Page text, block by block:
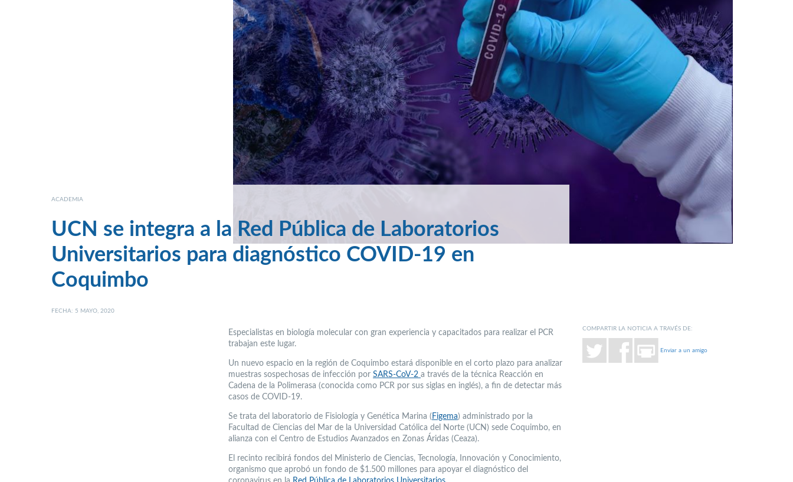
ACADEMIA
UCN se integra a la Red Pública de Laboratorios
Universitarios para diagnóstico COVID-19 en
Coquimbo
FECHA: 5 MAYO, 2020
Especialistas en biología molecular con gran experiencia y capacitados para realizar el PCR
trabajan este lugar.
Un nuevo espacio en la región de Coquimbo estará disponible en el corto plazo para analizar
muestras sospechosas de infección por SARS-CoV-2 a través de la técnica Reacción en
Cadena de la Polimerasa (conocida como PCR por sus siglas en inglés), a fin de detectar más
casos de COVID-19.
Se trata del laboratorio de Fisiología y Genética Marina ( Figema) administrado por la
Facultad de Ciencias del Mar de la Universidad Católica del Norte (UCN) sede Coquimbo, en
alianza con el Centro de Estudios Avanzados en Zonas Áridas (Ceaza).
El recinto recibirá fondos del Ministerio de Ciencias, Tecnología, Innovación y Conocimiento,
organismo que aprobó un fondo de $1.500 millones para apoyar el diagnóstico del
COMPARTIR LA NOTICIA A TRAVÉS DE:
Enviar a un amigo